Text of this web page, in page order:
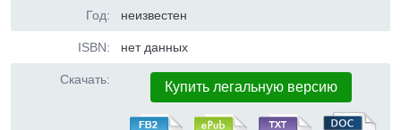
Год: неизвестен
ISBN: нет данных
Скачать: Купить легальную версию